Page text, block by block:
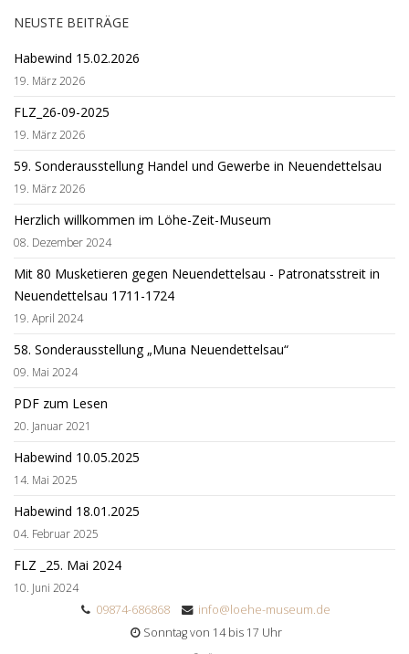
NEUSTE BEITRÄGE
Habewind 15.02.2026
19. März 2026
FLZ_26-09-2025
19. März 2026
59. Sonderausstellung Handel und Gewerbe in Neuendettelsau
19. März 2026
Herzlich willkommen im Löhe-Zeit-Museum
08. Dezember 2024
Mit 80 Musketieren gegen Neuendettelsau - Patronatsstreit in
Neuendettelsau 1711-1724
19. April 2024
58. Sonderausstellung „Muna Neuendettelsau“
09. Mai 2024
PDF zum Lesen
20. Januar 2021
Habewind 10.05.2025
14. Mai 2025
Habewind 18.01.2025
04. Februar 2025
FLZ _25. Mai 2024
10. Juni 2024
09874-686868
info@loehe-museum.de
Sonntag von 14 bis 17 Uhr